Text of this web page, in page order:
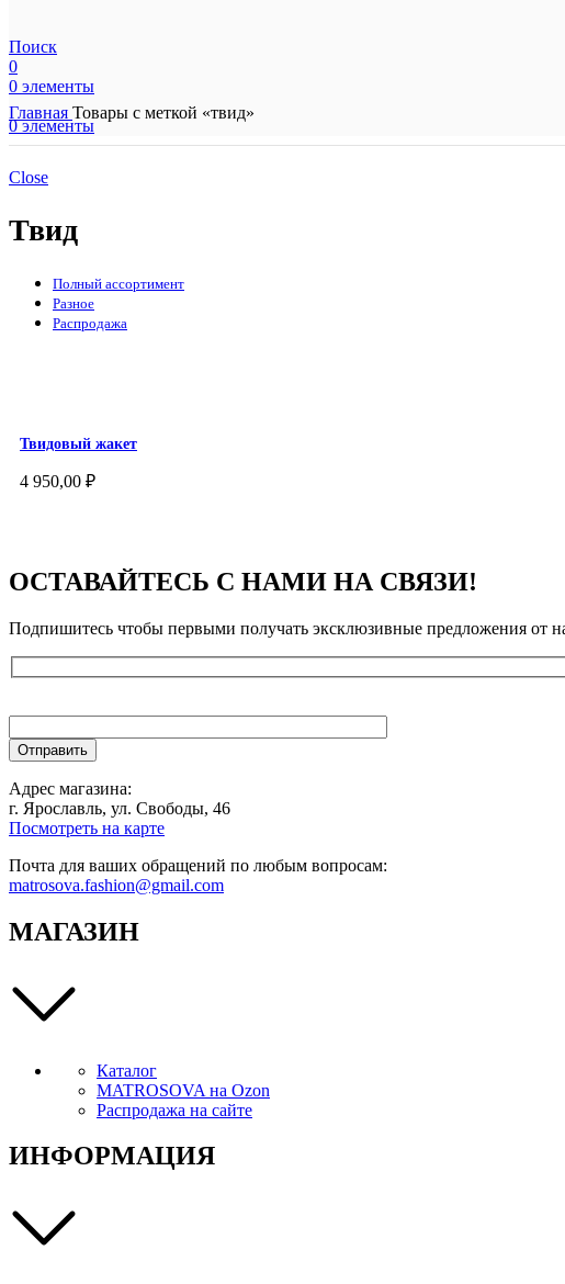
Поиск
0
0 элементы
0элементы
Главная Товары с меткой «твид»
Close
Твид
Полный ассортимент
Разное
Распродажа
Твидовый жакет
4 950,00 ₽
ОСТАВАЙТЕСЬ С НАМИ НА СВЯЗИ!
Подпишитесь чтобы первыми получать эксклюзивные предложения от
Адрес магазина:
г. Ярославль, ул. Свободы, 46
Посмотреть на карте
Почта для ваших обращений по любым вопросам:
matrosova.fashion@gmail.com
МАГАЗИН
Каталог
MATROSOVA на Ozon
Распродажа на сайте
ИНФОРМАЦИЯ